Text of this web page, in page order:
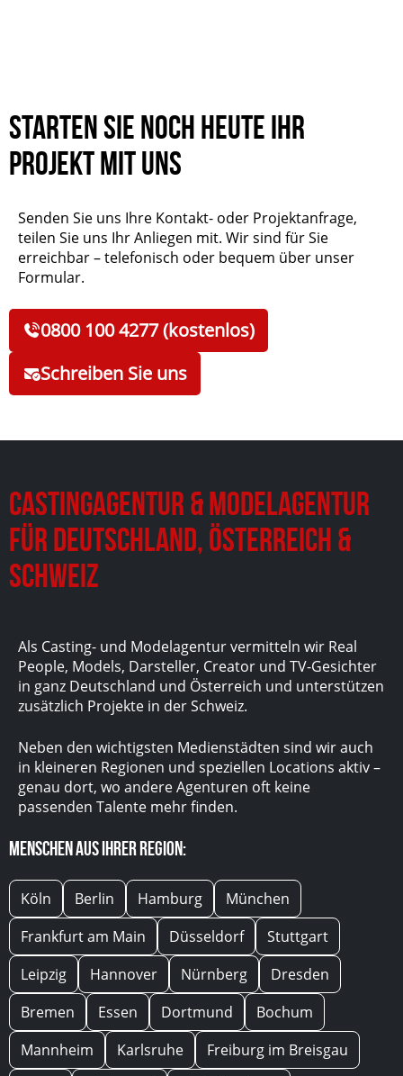
Starten Sie noch heute Ihr
Projekt mit uns
Senden Sie uns Ihre Kontakt- oder Projektanfrage,
teilen Sie uns Ihr Anliegen mit. Wir sind für Sie
erreichbar – telefonisch oder bequem über unser
Formular.
0800 100 4277 (kostenlos)
Schreiben Sie uns
Castingagentur & Modelagentur
für Deutschland, Österreich &
Schweiz
Als Casting- und Modelagentur vermitteln wir Real
People, Models, Darsteller, Creator und TV-Gesichter
in ganz Deutschland und Österreich und unterstützen
zusätzlich Projekte in der Schweiz.
Neben den wichtigsten Medienstädten sind wir auch
in kleineren Regionen und speziellen Locations aktiv –
genau dort, wo andere Agenturen oft keine
passenden Talente mehr finden.
Menschen aus Ihrer Region:
Köln Berlin Hamburg
München
Frankfurt am Main
Düsseldorf
Stuttgart
Leipzig
Hannover Nürnberg
Dresden
Bremen
Essen Dortmund
Bochum
Mannheim
Karlsruhe
Freiburg im Breisgau